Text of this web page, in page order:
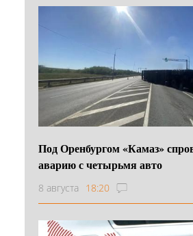
Под Оренбургом «Камаз»
аварию с четырьмя авто
8 августа 18:20